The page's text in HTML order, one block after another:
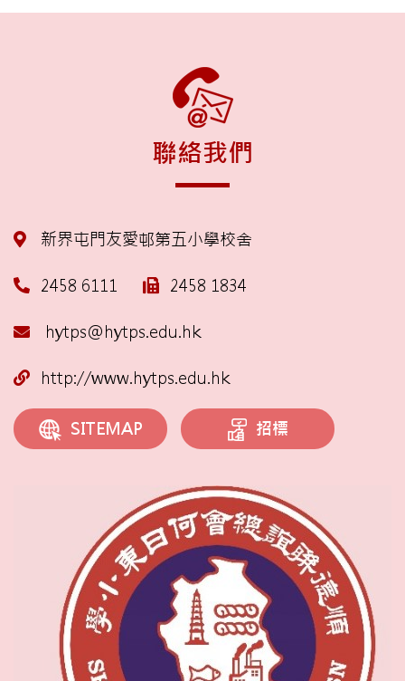
聯絡我們
新界屯門友愛邨第五小學校舍
2458 6111 2458 1834
hytps@hytps.edu.hk
http://www.hytps.edu.hk
SITEMAP 招標